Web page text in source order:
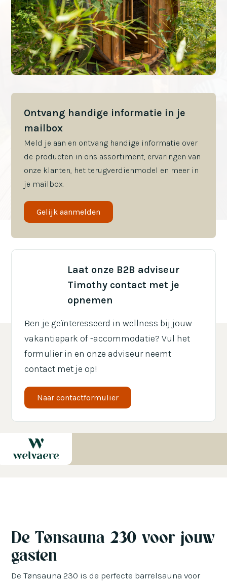
Ontvang handige informatie in je
mailbox
Meld je aan en ontvang handige informatie over
de producten in ons assortiment, ervaringen van
onze klanten, het terugverdienmodel en meer in
je mailbox.
Gelijk aanmelden
E-mail*
Ik ga ermee akkoord om berichten te
ontvangen van Welvaere.*
Laat onze B2B adviseur
Timothy contact met je
opnemen
Ben je geïnteresseerd in wellness bij jouw
vakantiepark of -accommodatie? Vul het
formulier in en onze adviseur neemt
contact met je op!
Naar contactformulier
De Tønsauna 230 voor jouw
gasten
De Tønsauna 230 is de perfecte barrelsauna voor